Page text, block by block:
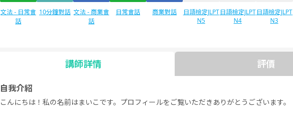
文法 - 日常會
話
10分鐘對話 文法 - 商業會
話
日常會話 商業對話
日語檢定JLPT
N5
日語檢定JLPT
N4
日語檢定JLPT
N3
講師詳情 評價
自我介紹
こんにちは！私の名前はまいこです。プロフィールをご覧いただきありがとうございます。